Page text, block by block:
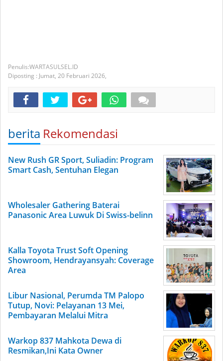
WARTASULSEL.ID
Diposting : Jumat, 20 Februari 2026,
berita Rekomendasi
New Rush GR Sport, Suliadin: Program
Smart Cash, Sentuhan Elegan
Wholesaler Gathering Baterai
Panasonic Area Luwuk Di Swiss-belinn
Kalla Toyota Trust Soft Opening
Showroom, Hendrayansyah: Coverage
Area
Libur Nasional, Perumda TM Palopo
Tutup, Novi: Pelayanan 13 Mei,
Pembayaran Melalui Mitra
Warkop 837 Mahkota Dewa di
Resmikan,Ini Kata Owner